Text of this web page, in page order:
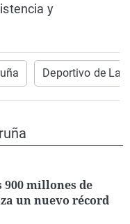
y
Deportivo de La
900 millones de
un nuevo récord